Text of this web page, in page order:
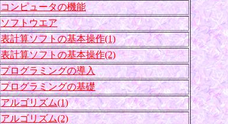
コンピュータの機能
ソフトウエア
表計算ソフトの基本操作(1)
表計算ソフトの基本操作(2)
プログラミングの導入
プログラミングの基礎
アルゴリズム(1)
アルゴリズム(2)